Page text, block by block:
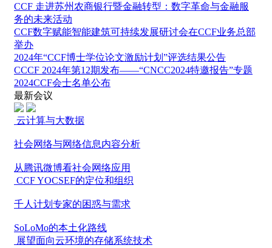
CCF 走进苏州农商银行暨金融转型：数字革命与金融服
务的未来活动
CCF数字赋能智能建筑可持续发展研讨会在CCF业务总部
举办
2024年“CCF博士学位论文激励计划”评选结果公告
CCCF 2024年第12期发布——“CNCC2024特邀报告”专题
2024CCF会士名单公布
最新会议
云计算与大数据
社会网络与网络信息内容分析
从腾讯微博看社会网络应用
CCF YOCSEF的定位和组织
千人计划专家的困惑与需求
SoLoMo的本土化路线
展望面向云环境的存储系统技术